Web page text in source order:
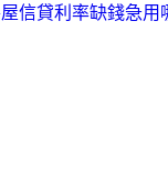
信貸利率缺錢急